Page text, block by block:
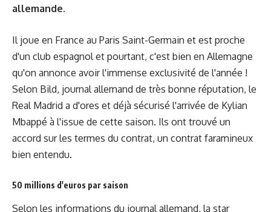
allemande.
Il joue en France au Paris Saint-Germain et est proche
d'un club espagnol et pourtant, c'est bien en Allemagne
qu'on annonce avoir l'immense exclusivité de l'année !
Selon Bild, journal allemand de très bonne réputation, le
Real Madrid a d'ores et déjà sécurisé l'arrivée de Kylian
Mbappé à l'issue de cette saison. Ils ont trouvé un
accord sur les termes du contrat, un contrat faramineux
bien entendu.
50 millions d'euros par saison
Selon les informations du journal allemand, la star